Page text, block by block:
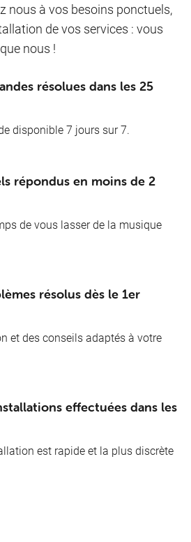
nous à vos besoins ponctuels,
de vos services : vous
nous !
résolues dans les 25
disponible 7 jours sur 7.
répondus en moins de 2
de vous lasser de la musique
résolus dès le 1er
et des conseils adaptés à votre
effectuées dans les
est rapide et la plus discrète